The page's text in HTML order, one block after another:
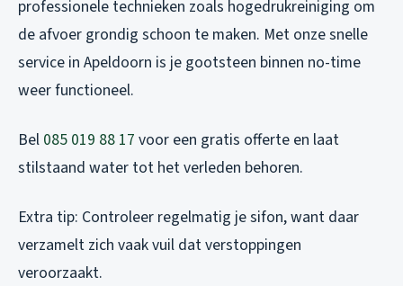
professionele technieken zoals hogedrukreiniging om
de afvoer grondig schoon te maken. Met onze snelle
service in Apeldoorn is je gootsteen binnen no-time
weer functioneel.
Bel 085 019 88 17 voor een gratis offerte en laat
stilstaand water tot het verleden behoren.
Extra tip: Controleer regelmatig je sifon, want daar
verzamelt zich vaak vuil dat verstoppingen
veroorzaakt.